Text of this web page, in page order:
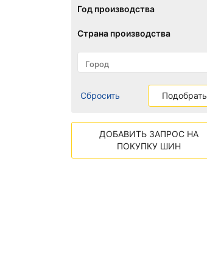
Год производства
Страна производства
Сбросить Подобрать
ДОБАВИТЬ ЗАПРОС НА
ПОКУПКУ ШИН